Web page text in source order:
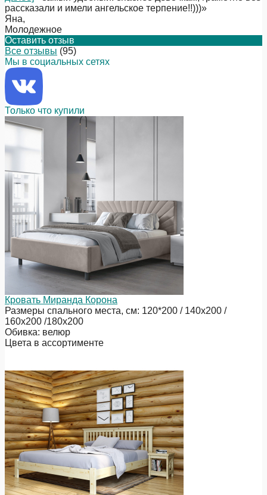
рассказали и имели ангельское терпение!!)))»
Яна,
Молодежное
Оставить отзыв
Все отзывы (95)
Мы в социальных сетях
Только что купили
Кровать Миранда Корона
Размеры спального места, см: 120*200 / 140х200 /
160х200 /180х200
Обивка: велюр
Цвета в ассортименте